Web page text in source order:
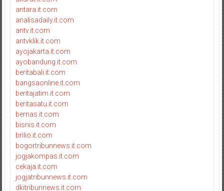
antara.it.com
analisadaily.it.com
antv.it.com
antvklik.it.com
ayojakarta.it.com
ayobandung.it.com
beritabali.it.com
bangsaonline.it.com
beritajatim.it.com
beritasatu.it.com
bernas.it.com
bisnis.it.com
brilio.it.com
bogortribunnews.it.com
jogjakompas.it.com
cekaja.it.com
jogjatribunnews.it.com
dkitribunnews.it.com